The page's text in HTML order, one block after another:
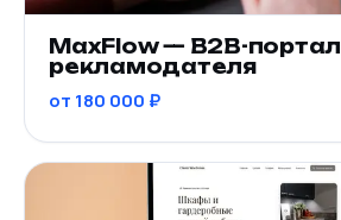
MaxFlow — B2B-портал
рекламодателя
от 180 000 ₽